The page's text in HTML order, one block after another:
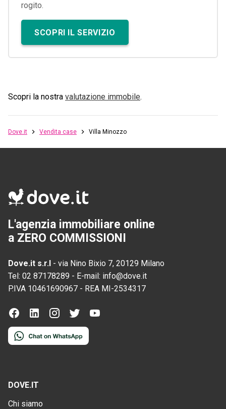
rogito.
SCOPRI IL SERVIZIO
Scopri la nostra valutazione immobile.
Dove.it Vendita case Villa Minozzo
L'agenzia immobiliare online
a ZERO COMMISSIONI
Dove.it s.r.l - via Nino Bixio 7, 20129 Milano
Tel: 02 87178289 - E-mail: info@dove.it
P.IVA 10461690967 - REA MI-2534317
DOVE.IT
Chi siamo